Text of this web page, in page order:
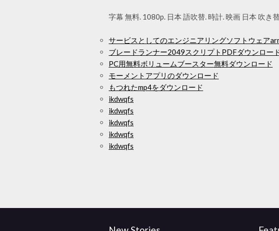
字幕 無料. 1080p. 日本 語吹替. 時計. 映画 日本 吹き
サービスとしてのエンジニアリングソフトウェア
ブレードランナー2049スクリプトPDFダウンロー
PC用無料ボリュームブースター無料ダウンロード
モーメントアプリのダウンロード
もつれたm​​p4をダウンロード
ikdwqfs
ikdwqfs
ikdwqfs
ikdwqfs
ikdwqfs